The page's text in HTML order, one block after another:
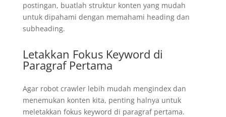
postingan, buatlah struktur konten yang mudah
untuk dipahami dengan memahami heading dan
subheading.
Letakkan Fokus Keyword di
Paragraf Pertama
Agar robot crawler lebih mudah mengindex dan
menemukan konten kita, penting halnya untuk
meletakkan fokus keyword di paragraf pertama.